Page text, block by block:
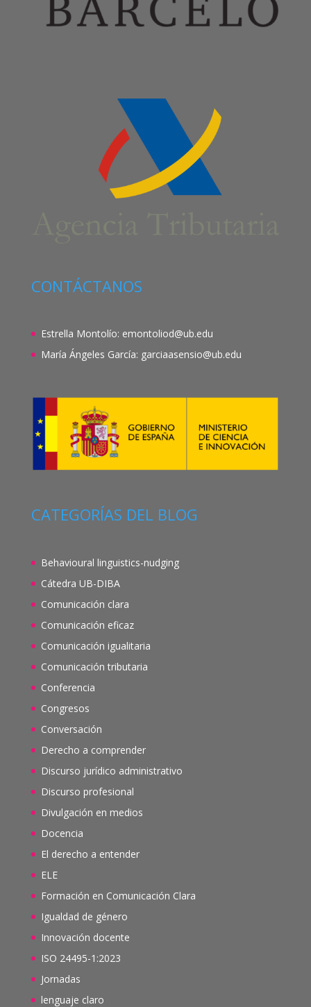
CONTÁCTANOS
Estrella Montolío: emontoliod@ub.edu
María Ángeles García: garciaasensio@ub.edu
CATEGORÍAS DEL BLOG
Behavioural linguistics-nudging
Cátedra UB-DIBA
Comunicación clara
Comunicación eficaz
Comunicación igualitaria
Comunicación tributaria
Conferencia
Congresos
Conversación
Derecho a comprender
Discurso jurídico administrativo
Discurso profesional
Divulgación en medios
Docencia
El derecho a entender
ELE
Formación en Comunicación Clara
Igualdad de género
Innovación docente
ISO 24495-1:2023
Jornadas
lenguaje claro